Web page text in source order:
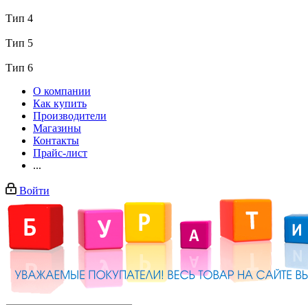
Тип 4
Тип 5
Тип 6
О компании
Как купить
Производители
Магазины
Контакты
Прайс-лист
...
Войти